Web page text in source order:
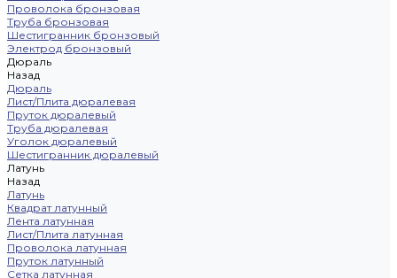
Проволока бронзовая
Труба бронзовая
Шестигранник бронзовый
Электрод бронзовый
Дюраль
Назад
Дюраль
Лист/Плита дюралевая
Пруток дюралевый
Труба дюралевая
Уголок дюралевый
Шестигранник дюралевый
Латунь
Назад
Латунь
Квадрат латунный
Лента латунная
Лист/Плита латунная
Проволока латунная
Пруток латунный
Сетка латунная